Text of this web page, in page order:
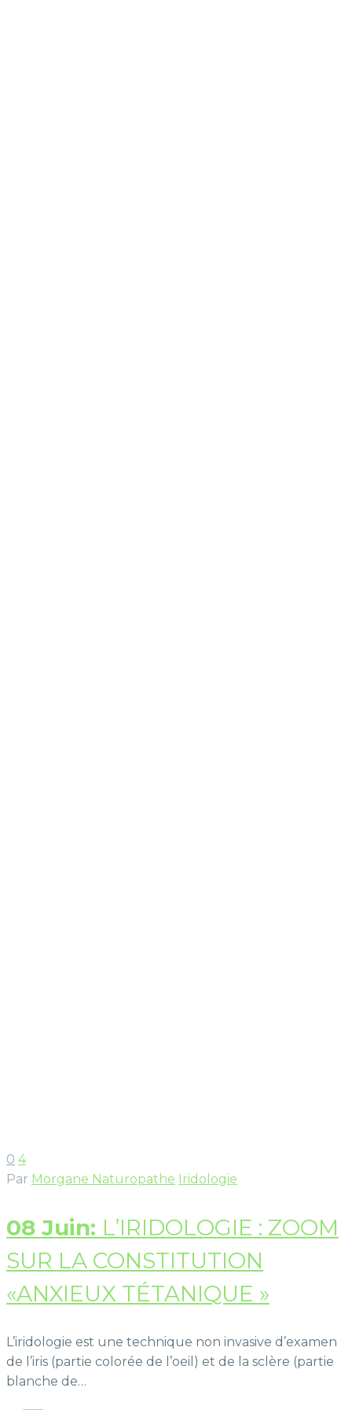
0 4
Par Morgane Naturopathe Iridologie
08 Juin: L’IRIDOLOGIE : ZOOM
SUR LA CONSTITUTION
«ANXIEUX TÉTANIQUE »
L’iridologie est une technique non invasive d’examen
de l’iris (partie colorée de l’oeil) et de la sclère (partie
blanche de…